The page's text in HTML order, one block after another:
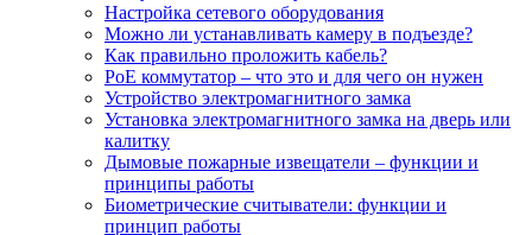
Настройка сетевого оборудования
Можно ли устанавливать камеру в подъезде?
Как правильно проложить кабель?
PoE коммутатор – что это и для чего он нужен
Устройство электромагнитного замка
Установка электромагнитного замка на дверь или
калитку
Дымовые пожарные извещатели – функции и
принципы работы
Биометрические считыватели: функции и
принцип работы